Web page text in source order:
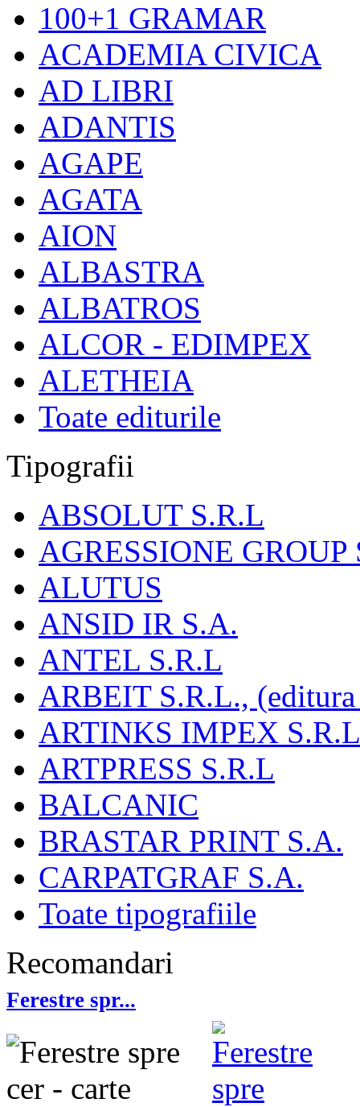
100+1 GRAMAR
ACADEMIA CIVICA
AD LIBRI
ADANTIS
AGAPE
AGATA
AION
ALBASTRA
ALBATROS
ALCOR - EDIMPEX
ALETHEIA
Toate editurile
Tipografii
ABSOLUT S.R.L
AGRESSIONE GROUP
ALUTUS
ANSID IR S.A.
ANTEL S.R.L
ARBEIT S.R.L.,
ARTINKS IMPEX
ARTPRESS S.R.L
BALCANIC
BRASTAR PRINT S.A.
CARPATGRAF S.A.
Toate tipografiile
Recomandari
Ferestre spr...